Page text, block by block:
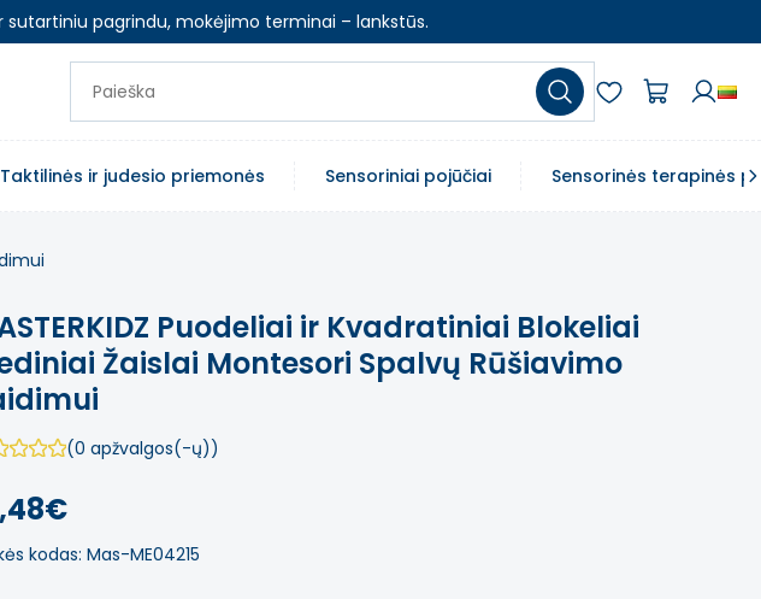
sutartiniu pagrindu, mokėjimo terminai – lankstūs.
Taktilinės ir judesio priemonės Sensoriniai pojūčiai Sensorinės terapinės
Puodeliai ir Kvadratiniai Blokeliai
Žaislai Montesori Spalvų Rūšiavimo
(0 apžvalgos(-ų))
kodas: Mas-ME04215